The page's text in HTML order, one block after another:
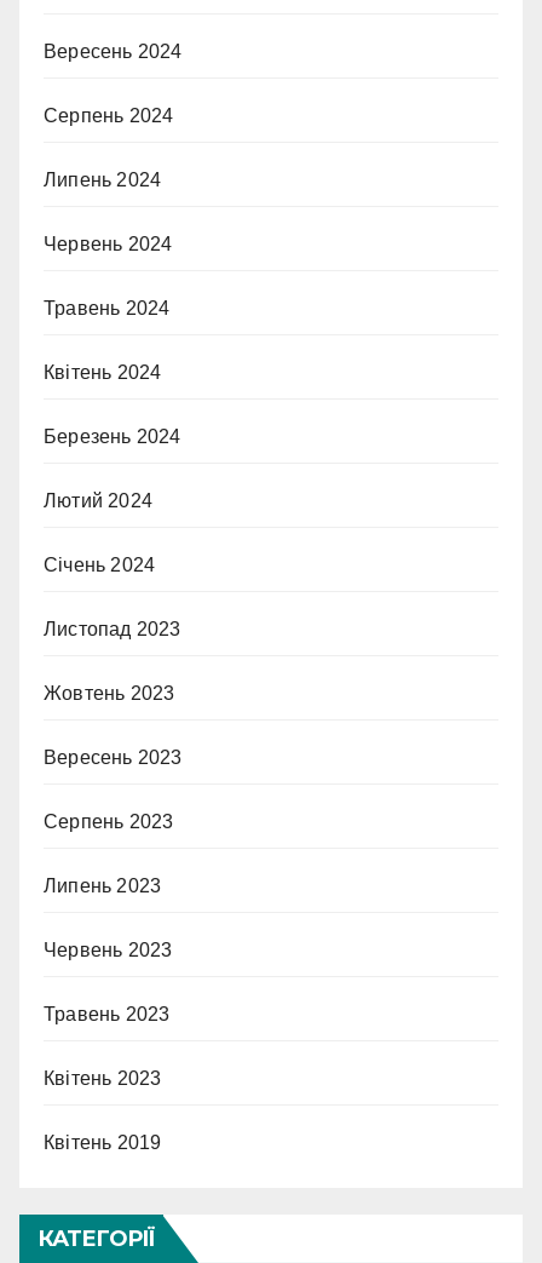
Вересень 2024
Серпень 2024
Липень 2024
Червень 2024
Травень 2024
Квітень 2024
Березень 2024
Лютий 2024
Січень 2024
Листопад 2023
Жовтень 2023
Вересень 2023
Серпень 2023
Липень 2023
Червень 2023
Травень 2023
Квітень 2023
Квітень 2019
КАТЕГОРІЇ